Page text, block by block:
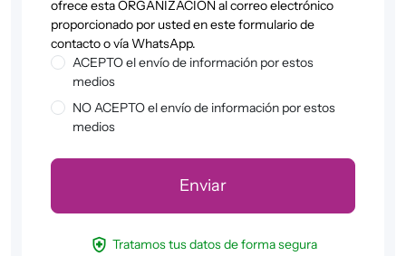
ofrece esta ORGANIZACIÓN al correo electrónico
proporcionado por usted en este formulario de
contacto o vía WhatsApp.
ACEPTO el envío de información por estos
medios
NO ACEPTO el envío de información por estos
medios
health_and_safety Tratamos tus datos de forma segura